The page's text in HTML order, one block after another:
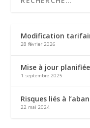
Modification
28 février 2026
Mise à jour planifiée
1 septembre 2025
Risques liés à
22 mai 2024